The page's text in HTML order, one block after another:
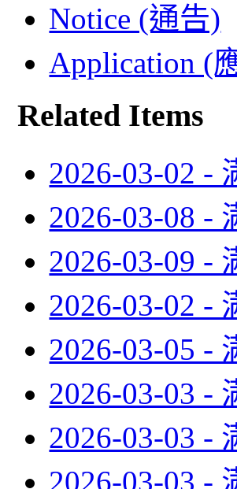
Notice (通告)
Application (
Related Items
2026-03-02 -
2026-03-08 -
2026-03-09 -
2026-03-02 -
2026-03-05 -
2026-03-03 -
2026-03-03 -
2026-03-03 -